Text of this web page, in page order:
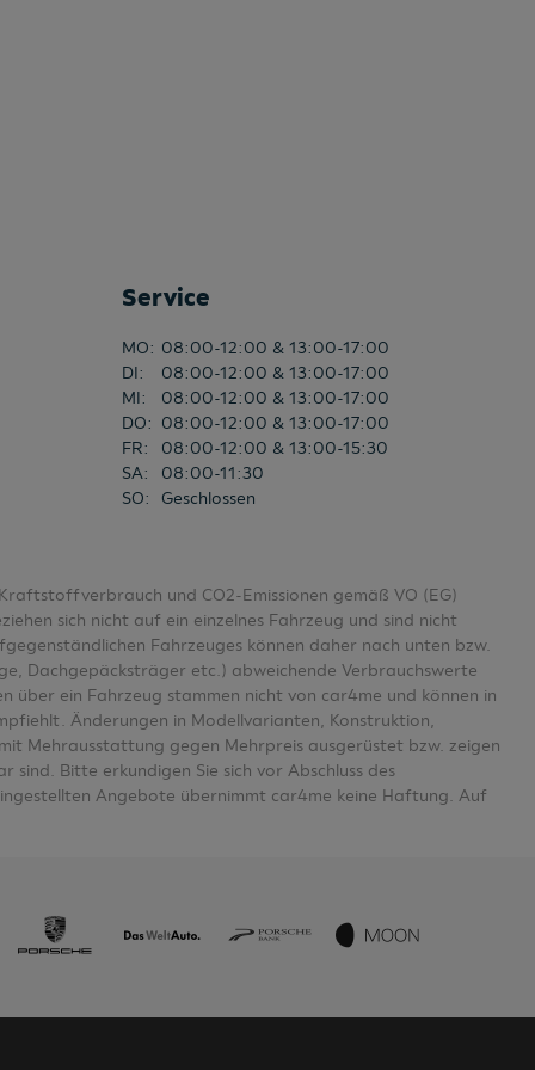
Service
MO: 08:00-12:00 & 13:00-17:00
DI:
08:00-12:00 & 13:00-17:00
MI:
08:00-12:00 & 13:00-17:00
DO: 08:00-12:00 & 13:00-17:00
FR:
08:00-12:00 & 13:00-15:30
SA:
08:00-11:30
SO: Geschlossen
sich nicht auf ein einzelnes Fahrzeug und sind nicht
Fahrzeuges können daher nach unten bzw.
Dachgepäcksträger etc.) abweichende Verbrauchswerte
Änderungen in Modellvarianten, Konstruktion,